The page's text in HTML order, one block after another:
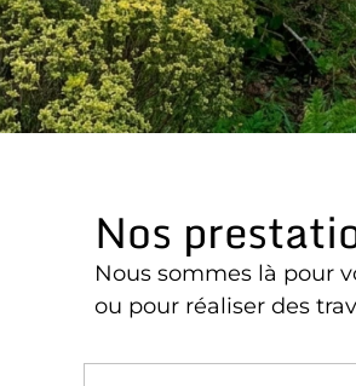
Nos
Nous sommes là pour
ou pour réaliser des